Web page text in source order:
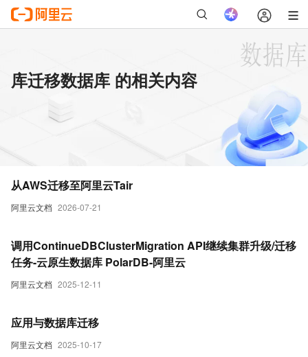
库迁移数据库 的相关内容
阿里云文档 2026-07-21
从AWS迁移至阿里云Tair
阿里云文档 2025-12-11
调用ContinueDBClusterMigration API继续集群升级/迁移
任务-云原生数据库 PolarDB-阿里云
阿里云文档 2025-10-17
应用与数据库迁移